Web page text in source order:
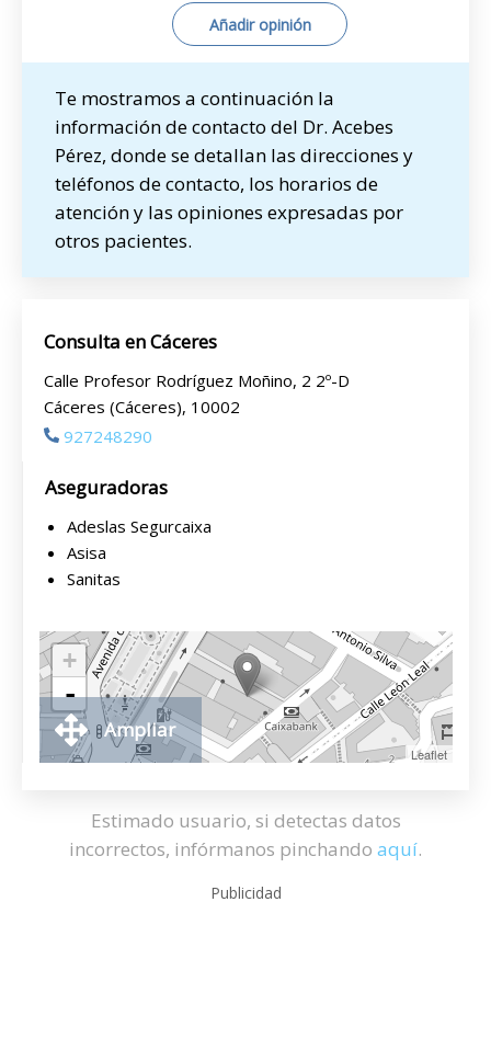
Añadir opinión
Te mostramos a continuación la
información de contacto del Dr. Acebes
Pérez, donde se detallan las direcciones y
teléfonos de contacto, los horarios de
atención y las opiniones expresadas por
otros pacientes.
Consulta en Cáceres
Calle Profesor Rodríguez Moñino, 2 2º-D
Cáceres (Cáceres), 10002
927248290
Aseguradoras
Adeslas Segurcaixa
Asisa
Sanitas
+
-
Leaflet
Ampliar
Estimado usuario, si detectas datos
incorrectos, infórmanos pinchando aquí.
Publicidad